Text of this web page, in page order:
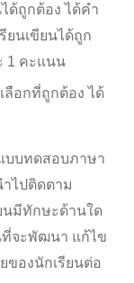
ด้ถูกต้อง ได้คำ
ยนเขียนได้ถูก
1 คะแนน
ลือกที่ถูกต้อง ได้
บบทดสอบภาษา
ไปติดตาม
นมีทักษะด้านใด
ที่จะพัฒนา แก้ไข
ของนักเรียนต่อ